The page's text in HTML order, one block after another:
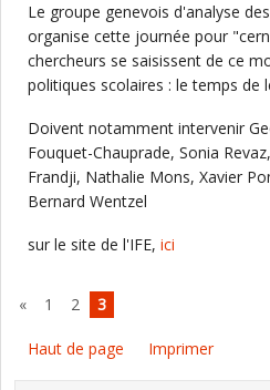
Le groupe genevois d'analyse
organise cette journée pour
chercheurs se saisissent de ce
politiques scolaires : le temps de
Doivent notamment intervenir
Fouquet-Chauprade, Sonia
Frandji, Nathalie Mons, Xavier
Bernard Wentzel
sur le site de l'IFE, ici
« 1 2 3
Haut de page Imprimer